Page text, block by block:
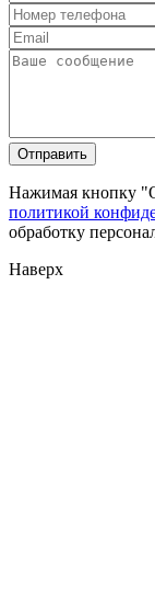
Нажимая кнопку
политикой
обработку
Наверх